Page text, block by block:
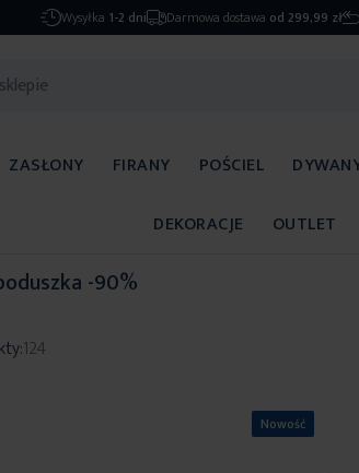
Wysyłka 1-2 dni Darmowa dostawa od 299,99 zł
ZASŁONY FIRANY POŚCIEL
DEKORACJE
OUTLET
-90%
124
Nowość